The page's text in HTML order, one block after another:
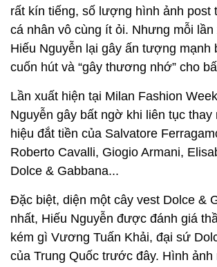
rất kín tiếng, số lượng hình ảnh post
cá nhân vô cùng ít ỏi. Nhưng mỗi lần
Hiếu Nguyễn lại gây ấn tượng mạnh
cuốn hút và “gây thương nhớ” cho
Lần xuất hiện tại Milan Fashion
Nguyễn gây bất ngờ khi liên tục thay
hiệu đắt tiền của Salvatore
Roberto Cavalli, Giogio Armani,
Dolce & Gabbana...
Đặc biệt, diện một cây vest Dolce &
nhất, Hiếu Nguyễn được đánh giá
kém gì Vương Tuấn Khải, đại sứ
của Trung Quốc trước đây. Hình ảnh